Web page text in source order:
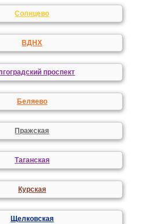
Солнцево
ВДНХ
проспект
Беляево
Пражская
Таганская
Курская
Щелковская